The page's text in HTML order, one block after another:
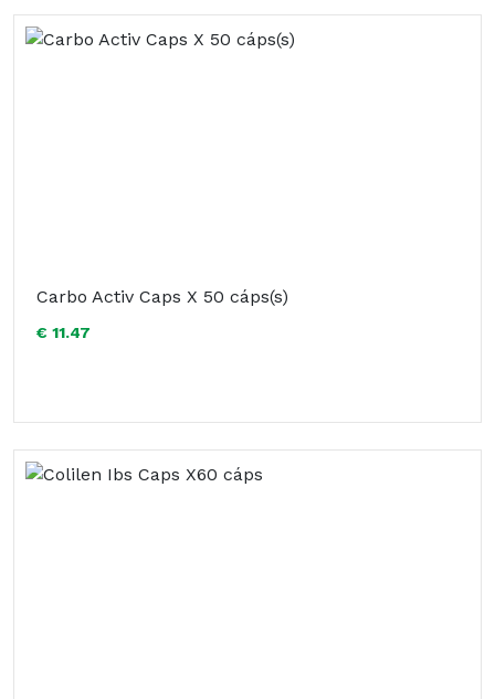
Carbo Activ Caps X 50 cáps(s)
€ 11.47